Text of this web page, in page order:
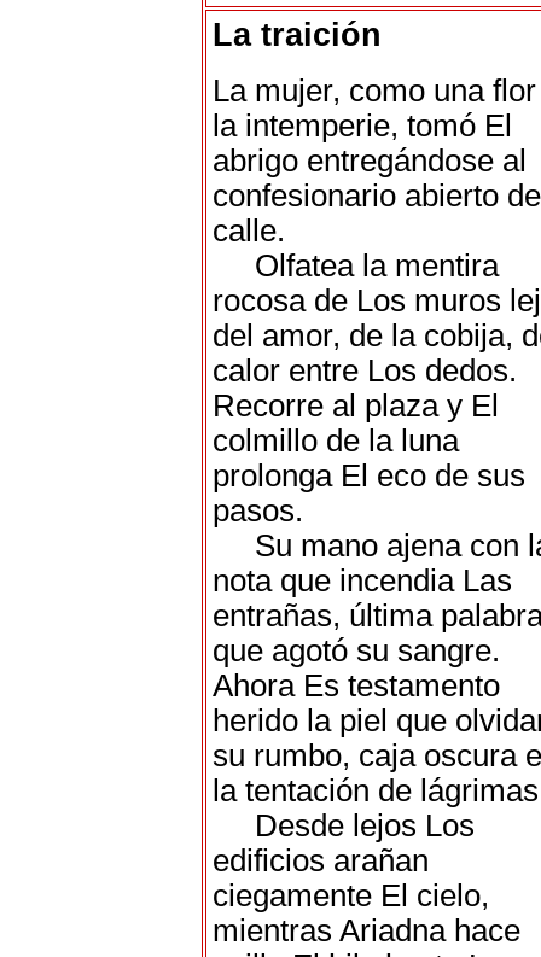
La traición
La mujer, como una
la intemperie, tomó El
abrigo entregándose al
confesionario abierto
calle.
Olfatea la mentira
rocosa de Los muros
del amor, de la cobija,
calor entre Los dedos.
Recorre al plaza y El
colmillo de la luna
prolonga El eco de sus
pasos.
Su mano ajena con
nota que incendia Las
entrañas, última
que agotó su sangre.
Ahora Es testamento
herido la piel que
su rumbo, caja oscura
la tentación de
Desde lejos Los
edificios arañan
ciegamente El cielo,
mientras Ariadna hace